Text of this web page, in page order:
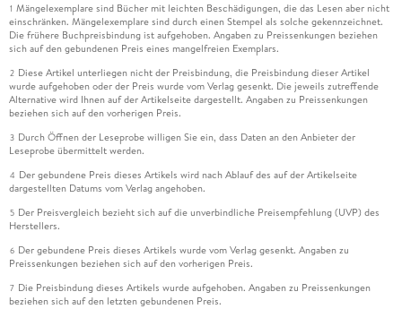
1 Mängelexemplare sind Bücher mit leichten Beschädigungen, die das Lesen aber nicht
einschränken. Mängelexemplare sind durch einen Stempel als solche gekennzeichnet.
Die frühere Buchpreisbindung ist aufgehoben. Angaben zu Preissenkungen beziehen
sich auf den gebundenen Preis eines mangelfreien Exemplars.
2 Diese Artikel unterliegen nicht der Preisbindung, die Preisbindung dieser Artikel
wurde aufgehoben oder der Preis wurde vom Verlag gesenkt. Die jeweils zutreffende
Alternative wird Ihnen auf der Artikelseite dargestellt. Angaben zu Preissenkungen
beziehen sich auf den vorherigen Preis.
3 Durch Öffnen der Leseprobe willigen Sie ein, dass Daten an den Anbieter der
Leseprobe übermittelt werden.
4 Der gebundene Preis dieses Artikels wird nach Ablauf des auf der Artikelseite
dargestellten Datums vom Verlag angehoben.
5 Der Preisvergleich bezieht sich auf die unverbindliche Preisempfehlung (UVP) des
Herstellers.
6 Der gebundene Preis dieses Artikels wurde vom Verlag gesenkt. Angaben zu
Preissenkungen beziehen sich auf den vorherigen Preis.
7 Die Preisbindung dieses Artikels wurde aufgehoben. Angaben zu Preissenkungen
beziehen sich auf den letzten gebundenen Preis.